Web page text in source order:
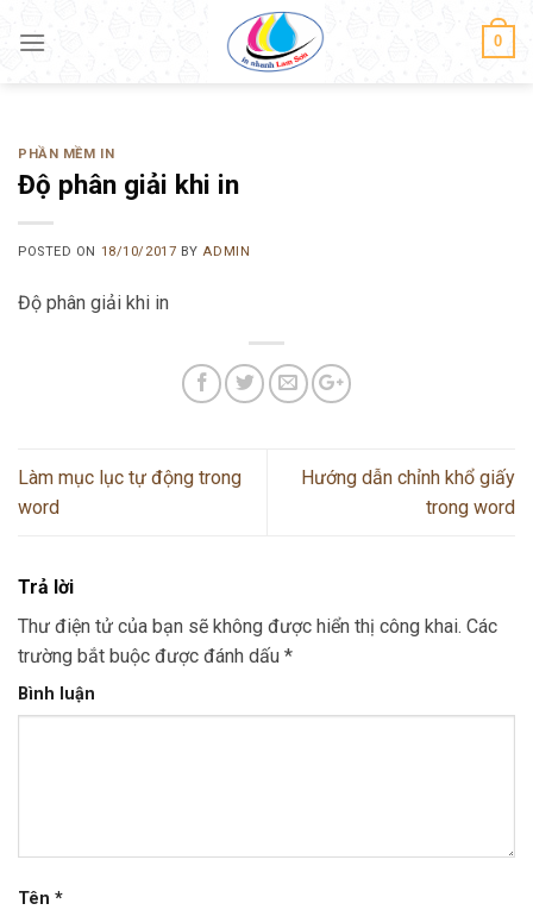
0
PHẦN MỀM IN
Độ phân giải khi in
POSTED ON 18/10/2017 BY ADMIN
Độ phân giải khi in
Làm mục lục tự động trong
word
Hướng dẫn chỉnh khổ giấy
trong word
Trả lời
Thư điện tử của bạn sẽ không được hiển thị công khai. Các
trường bắt buộc được đánh dấu *
Bình luận
Tên *